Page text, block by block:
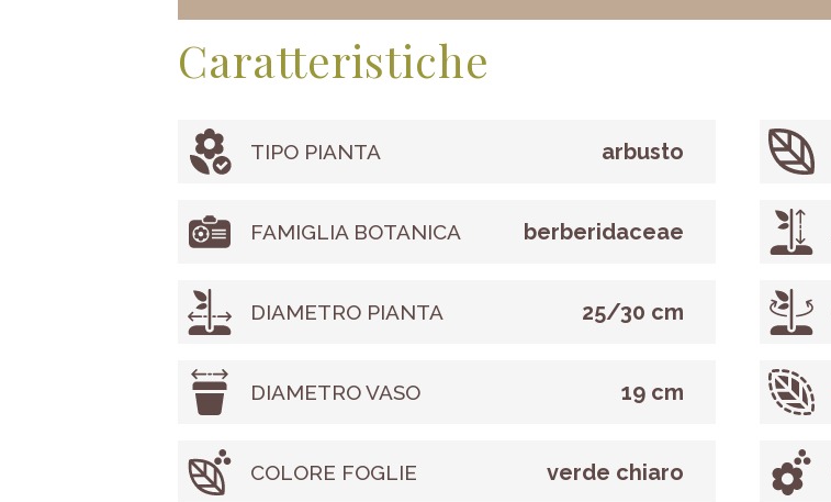
Caratteristiche
TIPO PIANTA arbusto
FAMIGLIA BOTANICA berberidaceae
DIAMETRO PIANTA 25/30 cm
DIAMETRO VASO 19 cm
COLORE FOGLIE verde chiaro